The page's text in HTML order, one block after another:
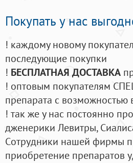
Покупать у нас
! каждому новому
последующие покупки
! БЕСПЛАТНАЯ ДОСТАВКА
! оптовым покупателям
препарата с возможностью
! так же у нас постоянно
дженерики Левитры,
Cотрудники нашей фирмы
приобретение препаратов